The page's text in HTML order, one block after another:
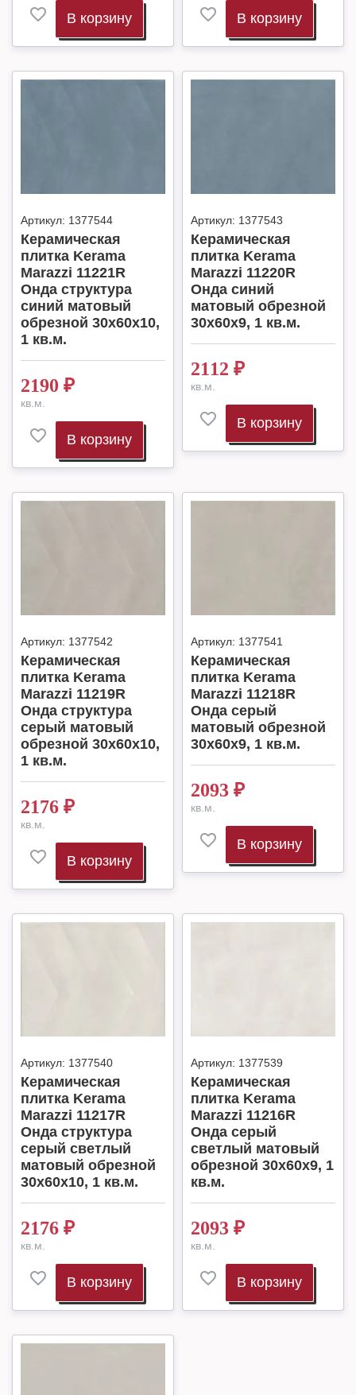
В корзину В корзину
Артикул: 1377544
Керамическая
плитка Kerama
Marazzi 11221R
Онда структура
синий матовый
обрезной 30x60x10,
1 кв.м.
2190 ₽
кв.м.
В корзину
Артикул: 1377543
Керамическая
плитка Kerama
Marazzi 11220R
Онда синий
матовый обрезной
30x60x9, 1 кв.м.
2112 ₽
кв.м.
В корзину
Артикул: 1377542
Керамическая
плитка Kerama
Marazzi 11219R
Онда структура
серый матовый
обрезной 30x60x10,
1 кв.м.
2176 ₽
кв.м.
В корзину
Артикул: 1377541
Керамическая
плитка Kerama
Marazzi 11218R
Онда серый
матовый обрезной
30x60x9, 1 кв.м.
2093 ₽
кв.м.
В корзину
Артикул: 1377540
Керамическая
плитка Kerama
Marazzi 11217R
Онда структура
серый светлый
матовый обрезной
30x60x10, 1 кв.м.
2176 ₽
кв.м.
В корзину
Артикул: 1377539
Керамическая
плитка Kerama
Marazzi 11216R
Онда серый
светлый матовый
обрезной 30x60x9, 1
кв.м.
2093 ₽
кв.м.
В корзину